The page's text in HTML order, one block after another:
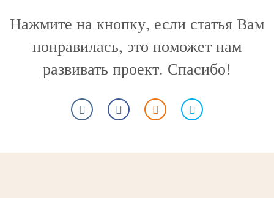
Нажмите на кнопку, если статья Вам
понравилась, это поможет нам
развивать проект. Спасибо!